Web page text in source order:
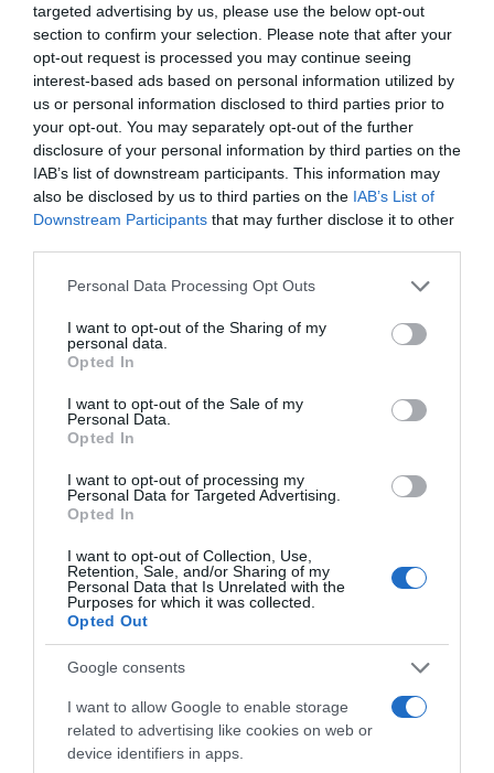
targeted advertising by us, please use the below opt-out
section to confirm your selection. Please note that after your
opt-out request is processed you may continue seeing
interest-based ads based on personal information utilized by
us or personal information disclosed to third parties prior to
your opt-out. You may separately opt-out of the further
disclosure of your personal information by third parties on the
IAB’s list of downstream participants. This information may
also be disclosed by us to third parties on the IAB’s List of
Downstream Participants that may further disclose it to other
Please note that this website/app uses one or more Google
not limited to your visit or usage behaviour. You may click to
grant or deny consent to Google and its third-party tags to
use your data for below specified purposes in below Google
consent section.
Personal Data Processing Opt Outs
I want to opt-out of the Sharing of my
personal data.
Opted In
I want to opt-out of the Sale of my
Personal Data.
Opted In
I want to opt-out of processing my
Personal Data for Targeted Advertising.
Opted In
I want to opt-out of Collection, Use,
Retention, Sale, and/or Sharing of my
Personal Data that Is Unrelated with the
Purposes for which it was collected.
Opted Out
Google consents
I want to allow Google to enable storage
related to advertising like cookies on web or
device identifiers in apps.
"Megnyugtató, amikor az az ember készít velem interjút,
akiben a legjobban megbízom. Sokkal jobban meg tudok
neki nyílni. És néha még összeszedettebb is vagyok. Igaz,
egy alkalommal véletlenül pont akkor érkezett meg,
amikor egy intim jelenetet vettünk fel, na akkor pár
percig mindketten nagyon zavarban voltunk" – vallotta
be a színésznő.
Forrás: Blikk
Megosztás: Facebook Twitter Pinterest
Címkék: szerelem , párkapcsolat
Korábbi bejegyzések
HASONLÓ BEJEGYZÉSEK